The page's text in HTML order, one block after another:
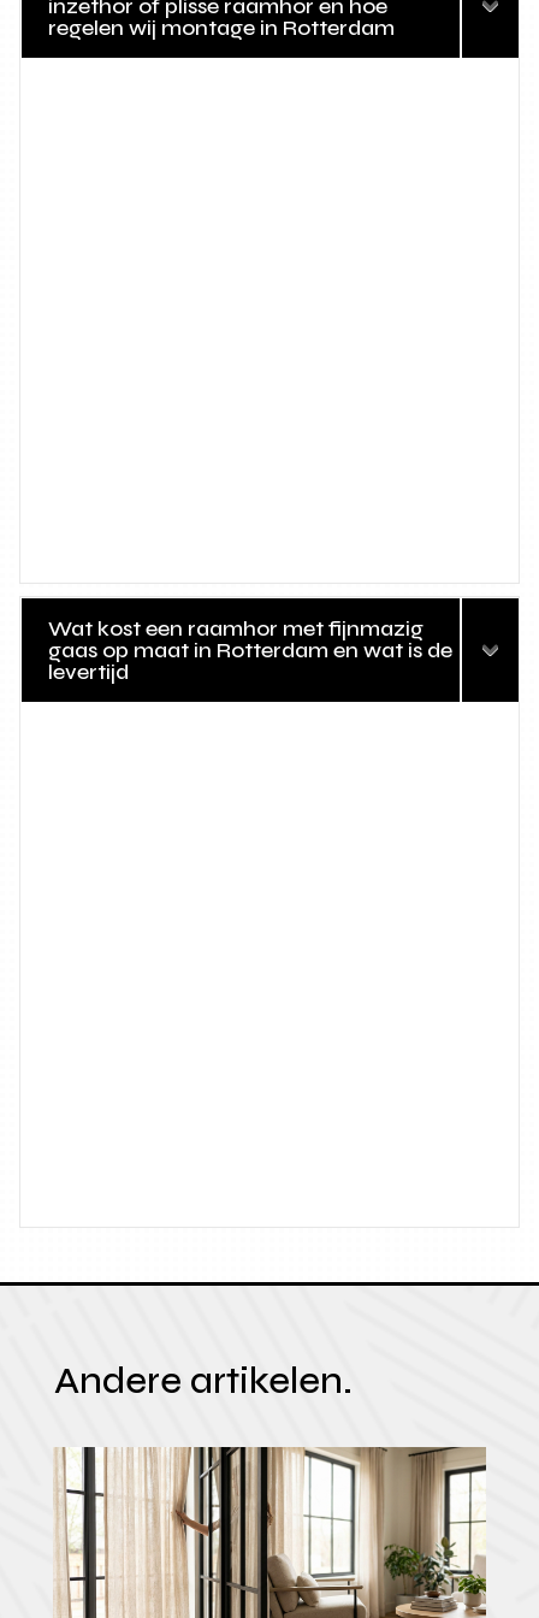
inzethor of plissé raamhor en hoe
regelen wij montage in Rotterdam
Wat kost een raamhor met fijnmazig
gaas op maat in Rotterdam en wat is de
levertijd
Andere artikelen.